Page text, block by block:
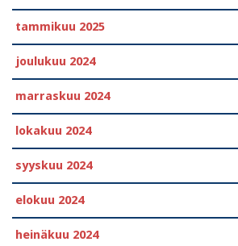
tammikuu 2025
joulukuu 2024
marraskuu 2024
lokakuu 2024
syyskuu 2024
elokuu 2024
heinäkuu 2024